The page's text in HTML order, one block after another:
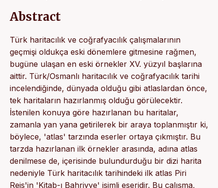
Abstract
Türk haritacılık ve coğrafyacılık çalışmalarının
geçmişi oldukça eski dönemlere gitmesine rağmen,
bugüne ulaşan en eski örnekler XV. yüzyıl başlarına
aittir. Türk/Osmanlı haritacılık ve coğrafyacılık tarihi
incelendiğinde, dünyada olduğu gibi atlaslardan önce,
tek haritaların hazırlanmış olduğu görülecektir.
İstenilen konuya göre hazırlanan bu haritalar,
zamanla yan yana getirilerek bir araya toplanmıştır ki,
böylece, 'atlas' tarzında eserler ortaya çıkmıştır. Bu
tarzda hazırlanan ilk örnekler arasında, adına atlas
denilmese de, içerisinde bulundurduğu bir dizi harita
nedeniyle Türk haritacılık tarihindeki ilk atlas Piri
Reis'in 'Kitab-ı Bahriyye' isimli eseridir. Bu çalışma,